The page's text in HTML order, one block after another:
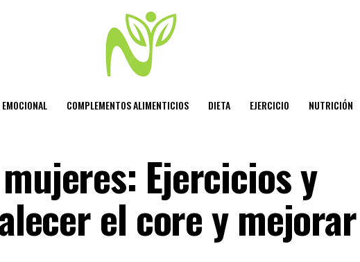
COMPLEMENTOS ALIMENTICIOS DIETA EJERCICIO NUTRICIÓN
Ejercicios y
el core y mejorar